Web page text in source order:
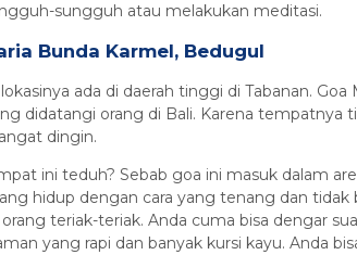
sungguh atau melakukan meditasi.
Bunda Karmel, Bedugul
ada di daerah tinggi di Tabanan.
didatangi orang di Bali. Karena tempatnya
dingin.
ini teduh? Sebab goa ini masuk dalam
hidup dengan cara yang tenang dan tidak
teriak-teriak. Anda cuma bisa dengar
yang rapi dan banyak kursi kayu. Anda